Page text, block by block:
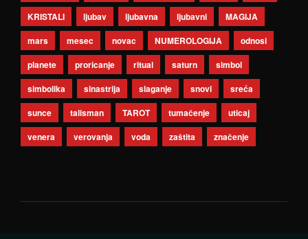
KRISTALI
ljubav ljubavna ljubavni
MAGIJA
mars
mesec novac NUMEROLOGIJA
odnosi
planete
proricanje ritual saturn
simbol
simbolika
sinastrija slaganje snovi
sreća
sunce
talisman TAROT tumačenje
uticaj
venera
verovanja voda zaštita značenje